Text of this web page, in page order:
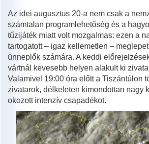
Az idei augusztus 20-a nem csak a
számtalan programlehetőség és a
tűzijáték miatt volt mozgalmas: ezen a
tartogatott – igaz kellemetlen –
ünneplők számára. A keddi
vártnál kevesebb helyen alakult ki
Valamivel 19:00 óra előtt a Tiszántúlon
zivatarok, délkeleten kimondottan nagy
okozott intenzív csapadékot.